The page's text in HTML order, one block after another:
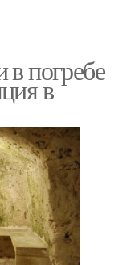
в погребе
в